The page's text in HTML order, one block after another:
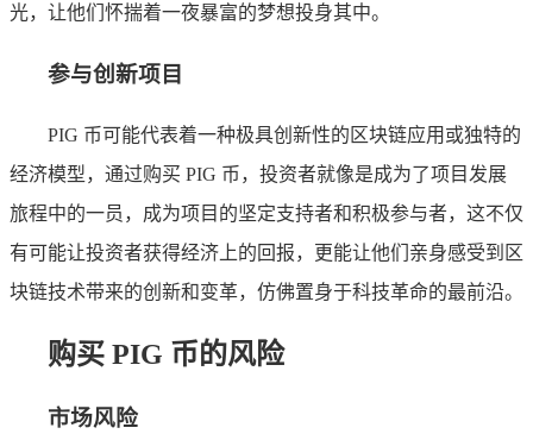
光，让他们怀揣着一夜暴富的梦想投身其中。
参与创新项目
PIG 币可能代表着一种极具创新性的区块链应用或独特的
经济模型，通过购买 PIG 币，投资者就像是成为了项目发展
旅程中的一员，成为项目的坚定支持者和积极参与者，这不仅
有可能让投资者获得经济上的回报，更能让他们亲身感受到区
块链技术带来的创新和变革，仿佛置身于科技革命的最前沿。
购买 PIG 币的风险
市场风险